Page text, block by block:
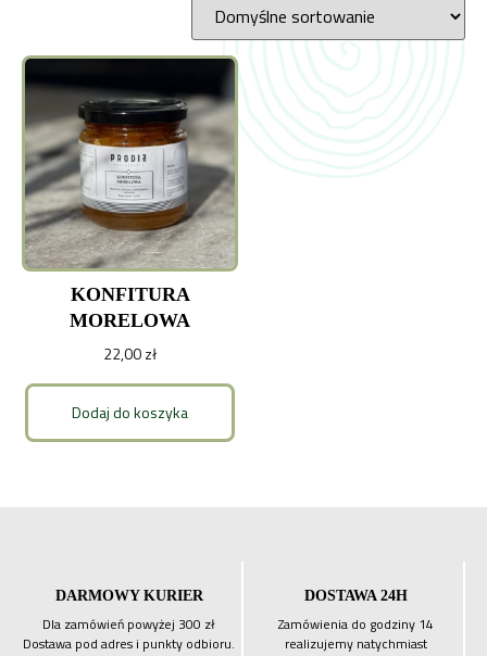
KONFITURA
MORELOWA
22,00zł
Dodaj do koszyka
DARMOWY KURIER
Dla zamówień powyżej 300 zł
Dostawa pod adres i punkty odbioru.
DOSTAWA 24H
Zamówienia do godziny 14
realizujemy natychmiast